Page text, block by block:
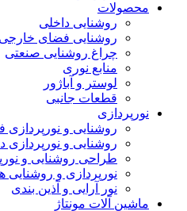
محصولات
روشنایی داخلی
روشنایی فضای خارجی
چراغ روشنایی صنعتی
منابع نوری
لوستر و آباژور
قطعات جانبی
نورپردازی
روشنایی و
روشنایی و نورپردازی
طراحی روشنایی و
نورپردازی و روشنایی
نور آرایی و آذین بندی
ماشین آلات مونتاژ